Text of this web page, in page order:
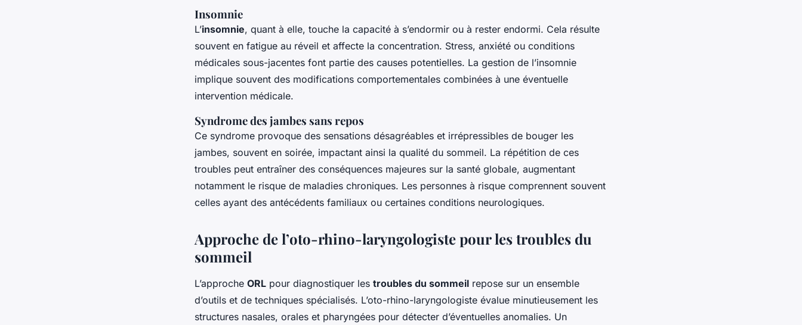
Insomnie
L’insomnie, quant à elle, touche la capacité à s’endormir ou à rester endormi. Cela résulte
souvent en fatigue au réveil et affecte la concentration. Stress, anxiété ou conditions
médicales sous-jacentes font partie des causes potentielles. La gestion de l’insomnie
implique souvent des modifications comportementales combinées à une éventuelle
intervention médicale.
Syndrome des jambes sans repos
Ce syndrome provoque des sensations désagréables et irrépressibles de bouger les
jambes, souvent en soirée, impactant ainsi la qualité du sommeil. La répétition de ces
troubles peut entraîner des conséquences majeures sur la santé globale, augmentant
notamment le risque de maladies chroniques. Les personnes à risque comprennent souvent
celles ayant des antécédents familiaux ou certaines conditions neurologiques.
Approche de l’oto-rhino-laryngologiste pour les troubles du
sommeil
L’approche ORL pour diagnostiquer les troubles du sommeil repose sur un ensemble
d’outils et de techniques spécialisés. L’oto-rhino-laryngologiste évalue minutieusement les
structures nasales, orales et pharyngées pour détecter d’éventuelles anomalies. Un